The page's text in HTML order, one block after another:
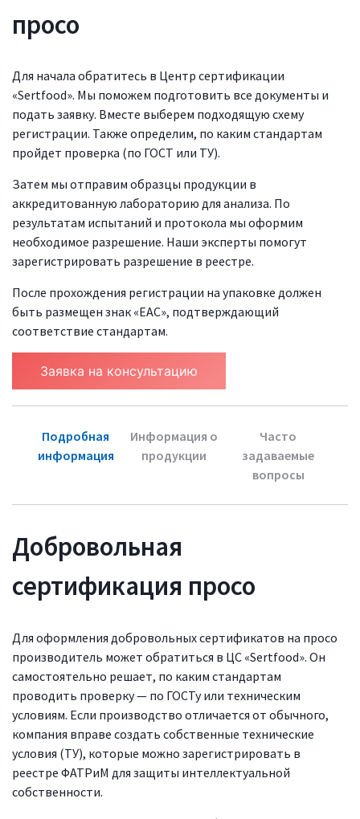
просо
Для начала обратитесь в Центр сертификации
«Sertfood». Мы поможем подготовить все документы и
подать заявку. Вместе выберем подходящую схему
регистрации. Также определим, по каким стандартам
пройдет проверка (по ГОСТ или ТУ).
Затем мы отправим образцы продукции в
аккредитованную лабораторию для анализа. По
результатам испытаний и протокола мы оформим
необходимое разрешение. Наши эксперты помогут
зарегистрировать разрешение в реестре.
После прохождения регистрации на упаковке должен
быть размещен знак «ЕАС», подтверждающий
соответствие стандартам.
Заявка на консультацию
Подробная
информация
Информация о
продукции
Часто
задаваемые
вопросы
Добровольная
сертификация просо
Для оформления добровольных сертификатов на просо
производитель может обратиться в ЦС «Sertfood». Он
самостоятельно решает, по каким стандартам
проводить проверку — по ГОСТу или техническим
условиям. Если производство отличается от обычного,
компания вправе создать собственные технические
условия (ТУ), которые можно зарегистрировать в
реестре ФАТРиМ для защиты интеллектуальной
собственности.